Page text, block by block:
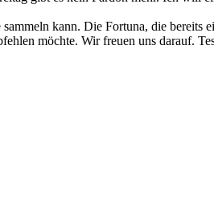
kann. Die Fortuna, die bereits
möchte. Wir freuen uns darauf.